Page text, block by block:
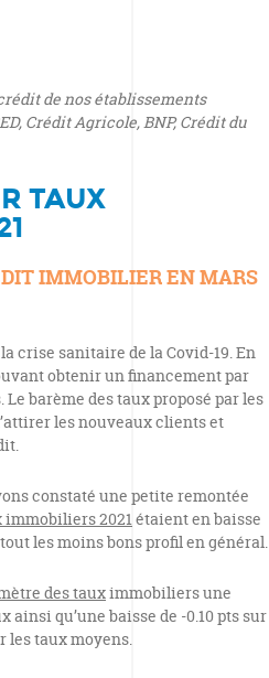
de nos établissements
Crédit Agricole,BNP, Crédit du
TAUX
IMMOBILIER EN MARS
crise sanitaire de la Covid-19. En
obtenir un financement par
barème des taux proposé par les
les nouveaux clients et
constaté une petite remontée
immobiliers 2021étaient en baisse
les moins bons profil en général.
des tauximmobiliers une
ainsi qu’une baisse de -0.10 pts sur
les taux moyens.